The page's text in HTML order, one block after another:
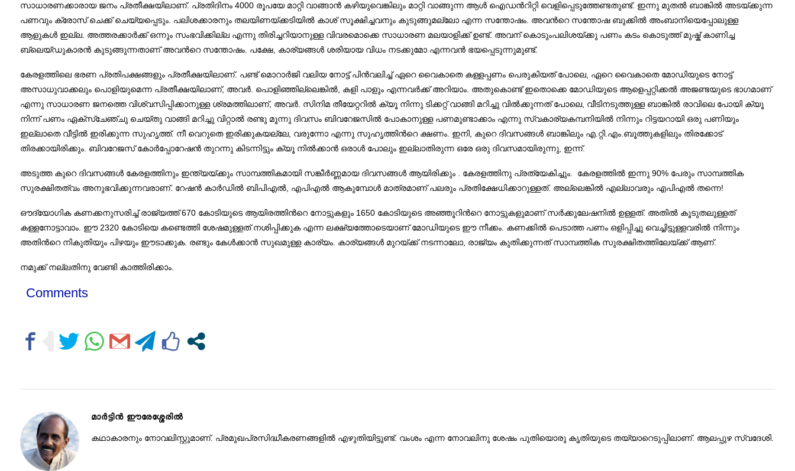
സാധാരണക്കാരായ ജനം പ്രതീക്ഷയിലാണ്. പ്രതിദിനം 4000 രൂപയേ മാറ്റി വാങ്ങാന്‍ കഴിയുവെങ്കിലും മാറ്റി വാങ്ങുന്ന ആള്‍ ഐഡന്‍റിറ്റി വെളിപ്പെടുത്തേണ്ടതുണ്ട്. ഇന്നു മുതല്‍ ബാങ്കില്‍ അടയ്ക്കുന്ന
പണവും ക്രോസ് ചെക്ക് ചെയ്യപ്പെടും. പലിശക്കാരനും തലയിണയ്ക്കടിയില്‍ കാശ് സൂക്ഷിച്ചവനും കുടുങ്ങുമല്ലോ എന്ന സന്തോഷം. അവന്‍റെ സന്തോഷ ബുക്കില്‍ അംബാനിയെപ്പോലുള്ള
ആളുകള്‍ ഇല്ല. അത്തരക്കാര്‍ക്ക് ഒന്നും സംഭവിക്കില്ല എന്നു തിരിച്ചറിയാനുള്ള വിവരമൊക്കെ സാധാരണ മലയാളിക്ക് ഉണ്ട്. അവന് കൊടുംപലിശയ്ക്കു പണം കടം കൊടുത്ത് മുഷ്ക് കാണിച്ച
ബ്ലെയ്‌ഡുകാരന്‍ കുടുങ്ങുന്നതാണ് അവന്‍റെ സന്തോഷം. പക്ഷേ, കാര്യങ്ങള്‍ ശരിയായ വിധം നടക്കുമോ എന്നവന്‍ ഭയപ്പെടുന്നുമുണ്ട്.
കേരളത്തിലെ ഭരണ പ്രതിപക്ഷങ്ങളും പ്രതീക്ഷയിലാണ്. പണ്ട് മൊറാര്‍ജി വലിയ നോട്ട് പിന്‍വലിച്ച് ഏറെ വൈകാതെ കള്ളപ്പണം പെരുകിയത് പോലെ, ഏറെ വൈകാതെ മോഡിയുടെ നോട്ട്
അസാധുവാക്കലും പൊളിയുമെന്ന പ്രതീക്ഷയിലാണ്, അവര്‍. പൊളിഞ്ഞില്ലെങ്കില്‍, കളി പാളും എന്നവര്‍ക്ക് അറിയാം. അതുകൊണ്ട് ഇതൊക്കെ മോഡിയുടെ ആളെപ്പറ്റിക്കല്‍ അജണ്ടയുടെ ഭാഗമാണ്
എന്നു സാധാരണ ജനത്തെ വിശ്വസിപ്പിക്കാനുള്ള ശ്രമത്തിലാണ്, അവര്‍. സിനിമ തീയേറ്ററില്‍ ക്യൂ നിന്നു ടിക്കറ്റ് വാങ്ങി മറിച്ചു വില്‍ക്കുന്നത് പോലെ, വീടിനടുത്തുള്ള ബാങ്കില്‍ രാവിലെ പോയി ക്യൂ
നിന്ന് പണം ഏക്‌സ്ചേഞ്ചു ചെയ്തു വാങ്ങി മറിച്ചു വിറ്റാല്‍ രണ്ടു മൂന്നു ദിവസം ബിവറേജസില്‍ പോകാനുള്ള പണമുണ്ടാക്കാം എന്നു സ്വകാര്യകമ്പനിയില്‍ നിന്നും റിട്ടയറായി ഒരു പണിയും
ഇല്ലാതെ വീട്ടില്‍ ഇരിക്കുന്ന സുഹൃത്ത്. നീ വെറുതെ ഇരിക്കുകയല്ലേ, വരുന്നോ എന്നു സുഹൃത്തിന്‍റെ ക്ഷണം. ഇനി, കുറെ ദിവസങ്ങള്‍ ബാങ്കിലും എ.റ്റി.എം.ബൂത്തുകളിലും തിരക്കോട്
തിരക്കായിരിക്കും. ബിവറേജസ് കോര്‍പ്പോറേഷന്‍ തുറന്നു കിടന്നിട്ടും ക്യൂ നില്‍ക്കാന്‍ ഒരാള്‍ പോലും ഇല്ലാതിരുന്ന ഒരേ ഒരു ദിവസമായിരുന്നു, ഇന്ന്.
അടുത്ത കുറെ ദിവസങ്ങള്‍ കേരളത്തിനും ഇന്ത്യയ്ക്കും സാമ്പത്തികമായി സങ്കീര്‍ണ്ണമായ ദിവസങ്ങള്‍ ആയിരിക്കും . കേരളത്തിനു പ്രത്യേകിച്ചും. കേരളത്തില്‍ ഇന്നു 90% പേരും സാമ്പത്തിക
സുരക്ഷിതത്വം അനുഭവിക്കുന്നവരാണ്. റേഷന്‍ കാര്‍ഡില്‍ ബിപിഎല്‍, എപിഎല്‍ ആകുമ്പോള്‍ മാത്രമാണ് പലരും പ്രതിക്ഷേധിക്കാറുള്ളത്. അല്ലെങ്കില്‍ എല്ലാവരും എപിഎല്‍ തന്നെ!
ഔദ്യോഗിക കണക്കനുസരിച്ച് രാജ്യത്ത് 670 കോടിയുടെ ആയിരത്തിന്‍റെ നോട്ടുകളും 1650 കോടിയുടെ അഞ്ഞൂറിന്‍റെ നോട്ടുകളുമാണ് സര്‍ക്കുലേഷനില്‍ ഉള്ളത്. അതില്‍ കൂടുതലുള്ളത്
കള്ളനോട്ടാവാം. ഈ 2320 കോടിയെ കണ്ടെത്തി ശേഷമുള്ളത് നശിപ്പിക്കുക എന്ന ലക്ഷ്യത്തോടെയാണ് മോഡിയുടെ ഈ നീക്കം. കണക്കില്‍ പെടാത്ത പണം ഒളിപ്പിച്ചു വെച്ചിട്ടുള്ളവരില്‍ നിന്നും
അതിന്‍റെ നികുതിയും പിഴയും ഈടാക്കുക. രണ്ടും കേള്‍ക്കാന്‍ സുഖമുള്ള കാര്യം. കാര്യങ്ങള്‍ മുറയ്ക്ക് നടന്നാലോ, രാജ്യം കുതിക്കുന്നത് സാമ്പത്തിക സുരക്ഷിതത്തിലേയ്ക്ക് ആണ്.
നമുക്ക് നല്ലതിനു വേണ്ടി കാത്തിരിക്കാം.
Comments
മാര്‍ട്ടിന്‍ ഈരേശ്ശേരില്‍
കഥാകാരനും നോവലിസ്റ്റുമാണ്‌. പ്രമുഖപ്രസിദ്ധീകരണങ്ങളില്‍ എഴുതിയിട്ടുണ്ട്. വംശം എന്ന നോവലിനു ശേഷം പുതിയൊരു കൃതിയുടെ തയ്യാറെടുപ്പിലാണ്‌. ആലപ്പുഴ സ്വദേശി.